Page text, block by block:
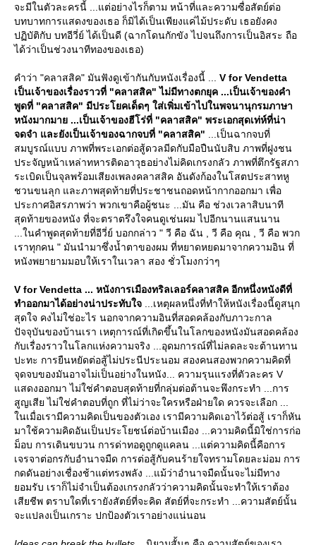
จะมีในตัวละครนี้ ...แต่อย่างไรก็ตาม หน้าที่และความซื่อสัตย์ต่อ
บทบาทการแสดงของเธอ ก็มิได้เป็นเพียงแค่ไม้ประดับ เธอยังคง
ปฏิบัติกับ บทอีวี่ย์ ได้เป็นดี (ฉากโดนกักขัง ไปจนถึงการเป็นอิสระ ถือ
ได้ว่าเป็นช่วงนาทีทองของเธอ)
คำว่า "คลาสสิค" มันฟังดูเข้ากันกับหนังเรื่องนี้ ...
V for Vendetta
เป็นเจ้าของเรื่องราวที่ "คลาสสิค" ไม่มีทางตกยุค ...เป็นเจ้าของคำ
พูดที่ "คลาสสิค" มีประโยคเด็ดๆ ใส่เพิ่มเข้าไปในพจนานุกรมภาษา
หนังมากมาย ...เป็นเจ้าของฮีโร่ที่ "คลาสสิค" พระเอกสุดเท่ห์ที่น่า
จดจำ และยังเป็นเจ้าของฉากจบที่ "คลาสสิค" ...เป็นฉากจบที่
สมบูรณ์แบบ ภาพที่พระเอกต่อสู้ดวลมีดกับมือปืนนับสิบ ภาพที่ฝูงชน
ประจัญหน้าเหล่าทหารติดอาวุธอย่างไม่คิดเกรงกลัว ภาพที่ตึกรัฐสภา
ระเบิดเป็นจุลพร้อมเสียงเพลงคลาสสิค อันดังก้องในโสตประสาทหู
ชวนขนลุก และภาพสุดท้ายที่ประชาชนถอดหน้ากากออกมา เพื่อ
ประกาศอิสรภาพว่า พวกเขาคือผู้ชนะ ...มัน คือ ช่วงเวลาสิบนาที
สุดท้ายของหนัง ที่จะตราตรึงใจคนดูเช่นผม ไปอีกนานแสนนาน
...ในคำพูดสุดท้ายที่อีวี่ย์ บอกกล่าว " วี คือ ฉัน , วี คือ คุณ , วี คือ พวก
เราทุกคน " มันนำมาซึ่งน้ำตาของผม ที่หยาดหยดมาจากความอิน ที่
หนังพยายามมอบให้เราในเวลา สอง ชั่วโมงกว่าๆ
V for Vendetta ... หนังการเมืองทริลเลอร์คลาสสิค อีกหนึ่งหนังดีที่
ทำออกมาได้อย่างน่าประทับใจ ...เหตุผลหนึ่งที่ทำให้หนังเรื่องนี้ดูสนุก
สุดใจ คงไม่ใช่อะไร นอกจากความอินที่สอดคล้องกับภาวะกาล
ปัจจุบันของบ้านเรา เหตุการณ์ที่เกิดขึ้นในโลกของหนังมันสอดคล้อง
กับเรื่องราวในโลกแห่งความจริง ...อุดมการณ์ที่ไม่ลดละจะต้านทาน
ปะทะ การยืนหยัดต่อสู้ไม่ประนีประนอม สองคนสองพวกความคิดที่
จุดจบของมันอาจไม่เป็นอย่างในหนัง... ความรุนแรงที่ตัวละคร V
สดงออกมา ไม่ใช่คำตอบสุดท้ายที่กลุ่มต่อต้านจะพึงกระทำ ...การ
สูญเสีย ไม่ใช่คำตอบที่ถูก ที่ไม่ว่าจะใครหรือฝ่ายใด ควรจะเลือก ...
นเมื่อเรามีความคิดเป็นของตัวเอง เรามีความคิดเอาไว้ต่อสู้ เราก็หัน
มาใช้ความคิดอันเป็นประโยชน์ต่อบ้านเมือง ...ความคิดนี้มิใช่การก่อ
ม็อบ การเดินขบวน การด่าทอดูถูกดูแคลน ...แต่ความคิดนี้คือการ
เจรจาต่อกรกับอำนาจมืด การต่อสู้กับคนร้ายใจทรามโดยละม่อม การ
กดดันอย่างเชื่องช้าแต่ทรงพลัง ...แม้ว่าอำนาจมืดนั้นจะไม่มีทาง
อมรับ เราก็ไม่จำเป็นต้องเกรงกลัวว่าความคิดนั้นจะทำให้เราต้อง
เสียชีพ ตราบใดที่เรายังสัตย์ที่จะคิด สัตย์ที่จะกระทำ ...ความสัตย์นั้น
จะแปลงเป็นเกราะ ปกป้องตัวเราอย่างแน่นอน